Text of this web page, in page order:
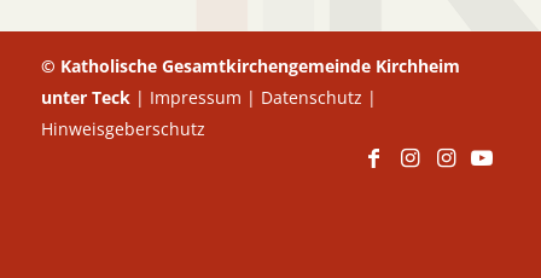
© Katholische Gesamtkirchengemeinde Kirchheim
unter Teck | Impressum | Datenschutz |
Hinweisgeberschutz